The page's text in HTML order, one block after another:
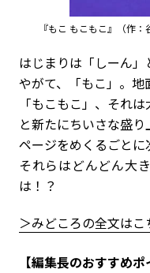
『もこ もこもこ』（作
はじまりは「しーん」
やがて、「もこ」。地
「もこもこ」、それ
と新たにちいさな盛り
ページをめくるごとに
それらはどんどん大
は！？
＞みどころの全文はこ
【編集長のおすすめポ